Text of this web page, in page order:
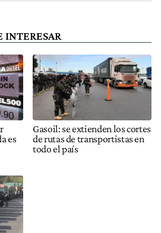
INTERESAR
es
Gasoil: se extienden los cortes
de rutas de transportistas en
todo el país